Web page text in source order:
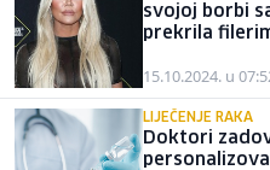
svojoj borbi
prekrila
15.10.2024. u
LIJEČENJE RAKA
Doktori